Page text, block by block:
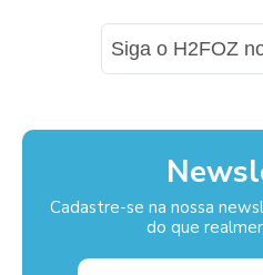
Siga o H2FOZ
Cadastre-se na nossa
do que